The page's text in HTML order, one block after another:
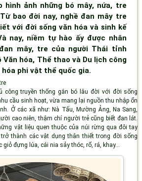
hình ảnh những bó mây, nứa, tre
bao đời nay, nghề đan mây tre
với đời sống văn hóa và sinh kế
nay, niềm tự hào ấy được nhân
mây, tre của người Thái tỉnh
Văn hóa, Thể thao và Du lịch công
hóa phi vật thể quốc gia.
công truyền thống gắn bó lâu đời với đời sống
cầu sinh hoạt, vừa mang lại nguồn thu nhập ổn
Ở các xã như: Nà Tấu, Mường Ảng, Na Sang,
cao niên, thậm chí người trẻ cũng biết đan lát.
vật liệu quen thuộc của núi rừng qua đôi tay
thành các vật dụng thân thiết trong đời sống
giỏ đựng lúa, cái nia sảy thóc, rổ, rá, khay…